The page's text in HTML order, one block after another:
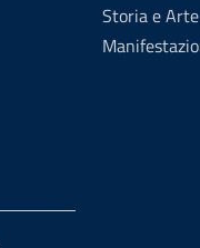
Storia e Arte